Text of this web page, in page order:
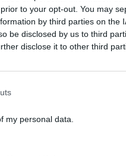
to your opt-out. You may
by third parties on the
be disclosed by us to third
disclose it to other third
my personal data.